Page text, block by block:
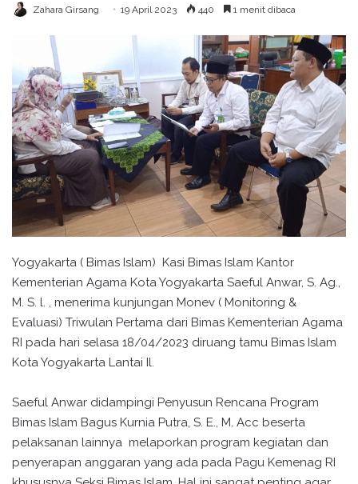
Zahara Girsang 19 April 2023 440 1 menit dibaca
Yogyakarta ( Bimas Islam) Kasi Bimas Islam Kantor
Kementerian Agama Kota Yogyakarta Saeful Anwar, S. Ag.,
M. S. l. , menerima kunjungan Monev ( Monitoring &
Evaluasi) Triwulan Pertama dari Bimas Kementerian Agama
RI pada hari selasa 18/04/2023 diruang tamu Bimas Islam
Kota Yogyakarta Lantai Il.
Saeful Anwar didampingi Penyusun Rencana Program
Bimas Islam Bagus Kurnia Putra, S. E., M. Acc beserta
pelaksanan lainnya melaporkan program kegiatan dan
penyerapan anggaran yang ada pada Pagu Kemenag RI